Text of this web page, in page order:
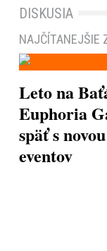
DISKUSIA
NAJČÍTANEJŠIE
Leto na
Euphoria
späť s
eventov